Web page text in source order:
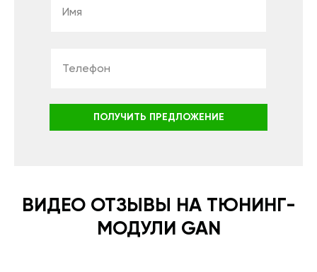
ПОЛУЧИТЬ ПРЕДЛОЖЕНИЕ
ВИДЕО ОТЗЫВЫ НА ТЮНИНГ-
МОДУЛИ GAN